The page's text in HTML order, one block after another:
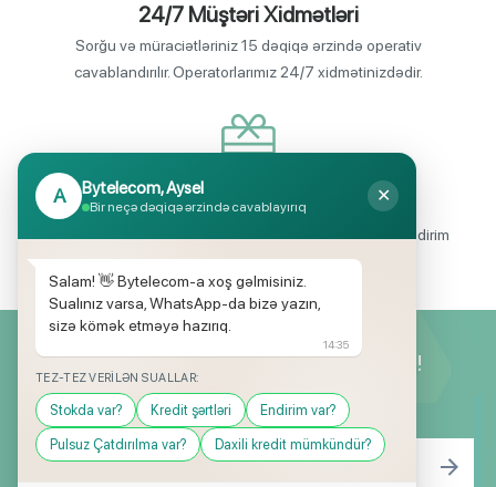
24/7 Müştəri Xidmətləri
Sorğu və müraciətləriniz 15 dəqiqə ərzində operativ
cavablandırılır. Operatorlarımız 24/7 xidmətinizdədir.
Endirimli məhsul seçimi
Mağazalarımızda mütəmadi olaraq, yüksək məbləğli endirim
və hədiyyə kampaniyaları keçirilir.
Yeniliklərimizdən ilk siz xəbərdar olun!
A Bytelecom, Aysel
Bir neçə dəqiqə ərzində cavablayırıq
✕
Salam! 👋 Bytelecom-a xoş gəlmisiniz.
Sualınız varsa, WhatsApp-da bizə yazın,
sizə kömək etməyə hazırıq.
14:35
TEZ-TEZ VERILƏN SUALLAR:
Stokda var? Kredit şərtləri Endirim var?
Pulsuz Çatdırılma var? Daxili kredit mümkündür?